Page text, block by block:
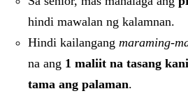
hindi mawalan ng kalamnan.
Hindi kailangang maraming-
na ang 1 maliit na tasang
tama ang palaman.